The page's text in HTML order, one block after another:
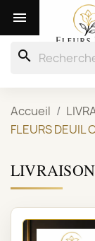

search
Accueil
FLEURS DEUIL